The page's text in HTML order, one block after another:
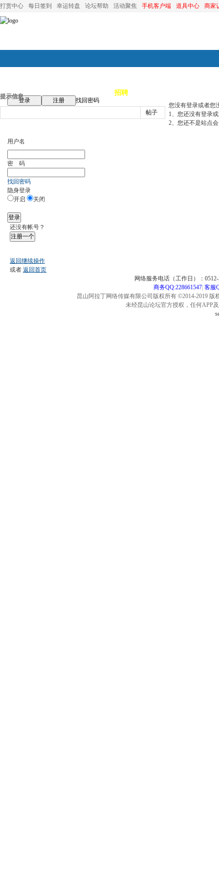
打赏中心 每日签到 幸运转盘 论坛帮助 活动聚焦 手机客户端 道具中心 商家
论坛首页 招聘
登录 注册
找回密码
帖子
提示信息
您没有登录或者您
1、您还没有登录
2、您还不是站点
用户名
密 码
找回密码
隐身登录
开启
关闭
登录
还没有帐号？
注册一个
返回继续操作
或者 返回首页
网络服务电话（工作日）：
商务QQ:228661547| 客服
昆山阿拉丁网络传媒有限公司版权所有 ©2014-2019
未经昆山论坛官方授权，任何APP